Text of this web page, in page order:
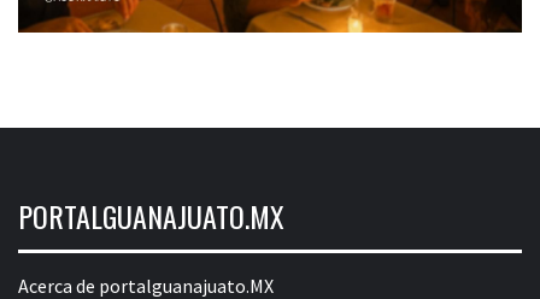
PORTALGUANAJUATO.MX
Acerca de portalguanajuato.MX